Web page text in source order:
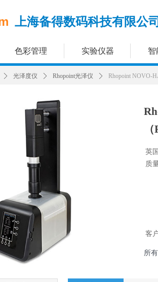
色彩管理 实验仪器 智
上海备得数码科技有限公
ꄲ 光泽度仪 ꄲ Rhopoint光泽仪 ꄲ Rhopoint NOVO-
客
英
质
所